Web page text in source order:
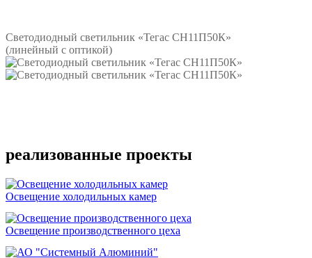
Светодиодный светильник «Тегас СН11П50К»
(линейный с оптикой)
реализованные проекты
Освещение холодильных камер
Освещение производственного цеха